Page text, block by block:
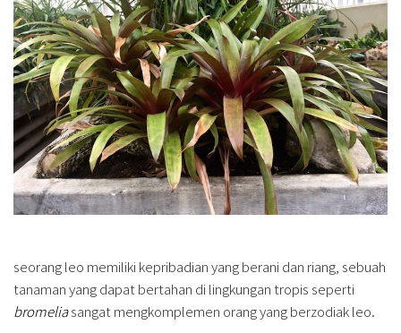
seorang leo memiliki kepribadian yang berani dan riang, sebuah
tanaman yang dapat bertahan di lingkungan tropis seperti
bromeliasangat mengkomplemen orang yang berzodiak leo.